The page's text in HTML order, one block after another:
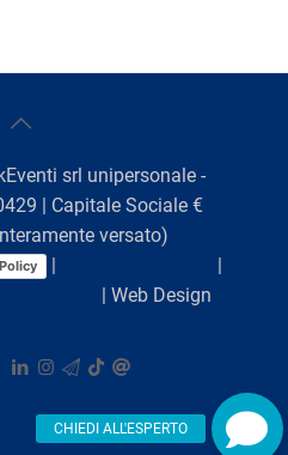
srl unipersonale -
| Capitale Sociale €
versato)
|
|
| Web Design